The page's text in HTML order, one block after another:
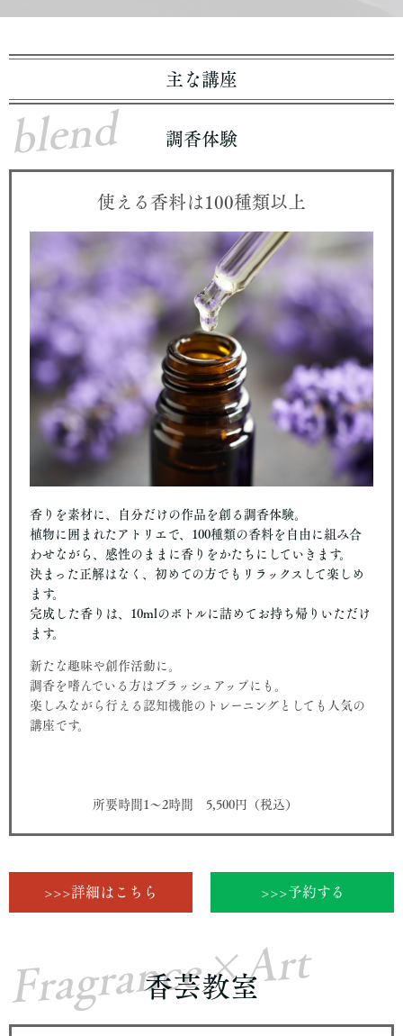
主な講座
blend 調香体験
使える香料は100種類以上
香りを素材に、自分だけの作品を創る調香体験。
植物に囲まれたアトリエで、100種類の香料を自由に組み合
わせながら、感性のままに香りをかたちにしていきます。
決まった正解はなく、初めての方でもリラックスして楽しめ
ます。
完成した香りは、10mlのボトルに詰めてお持ち帰りいただけ
ます。
新たな趣味や創作活動に。
調香を嗜んでいる方はブラッシュアップにも。
楽しみながら行える認知機能のトレーニングとしても人気の
講座です。
所要時間1〜2時間 5,500円（税込）
>>>詳細はこちら >>>予約する
Fragrance×Art
香芸教室